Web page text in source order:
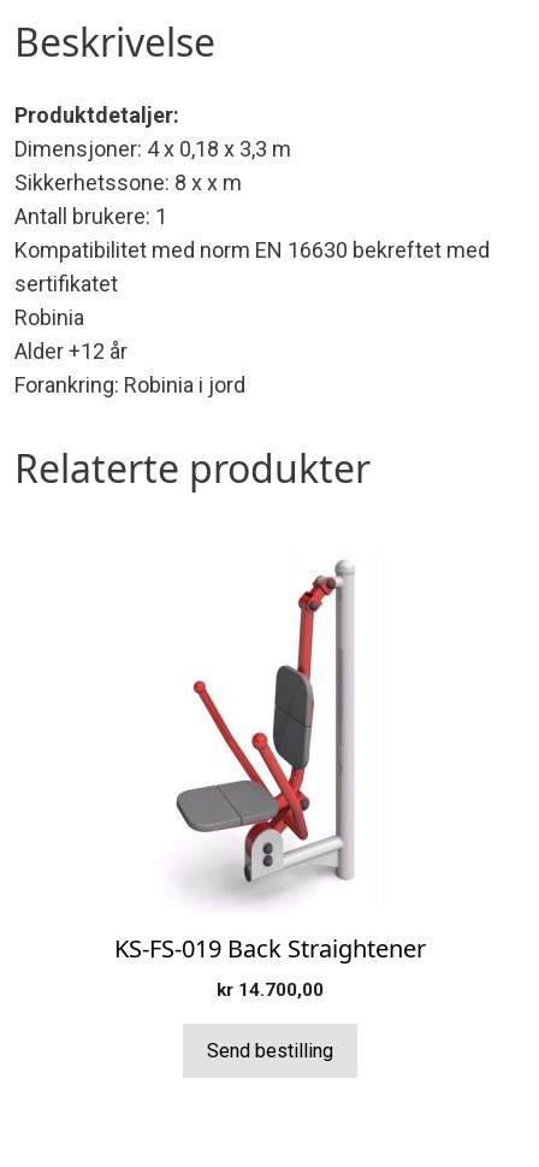
Beskrivelse
Produktdetaljer:
Dimensjoner: 4 x 0,18 x 3,3 m
Sikkerhetssone: 8 x x m
Antall brukere: 1
Kompatibilitet med norm EN 16630 bekreftet med
sertifikatet
Robinia
Alder +12 år
Forankring: Robinia i jord
Relaterte produkter
KS-FS-019 Back Straightener
kr14.700,00
Send bestilling